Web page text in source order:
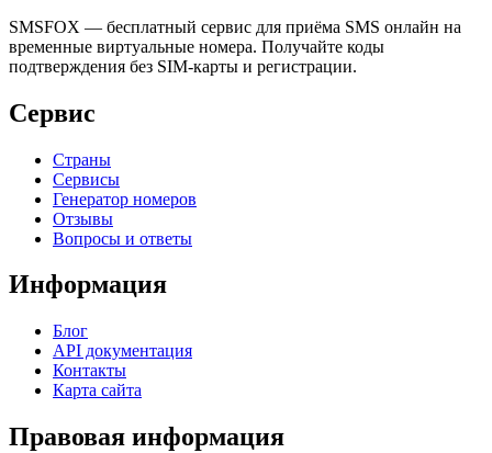
SMSFOX — бесплатный сервис для приёма SMS онлайн на
временные виртуальные номера. Получайте коды
подтверждения без SIM-карты и регистрации.
Сервис
Страны
Сервисы
Генератор номеров
Отзывы
Вопросы и ответы
Информация
Блог
API документация
Контакты
Карта сайта
Правовая информация